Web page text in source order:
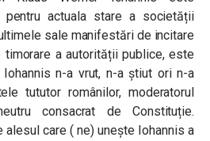
pentru actuala stare a societății
sale manifestări de incitare
a autorității publice, este
n-a vrut, n-a știut ori n-a
tututor românilor, moderatorul
consacrat de Constituție.
care ( ne) unește Iohannis a